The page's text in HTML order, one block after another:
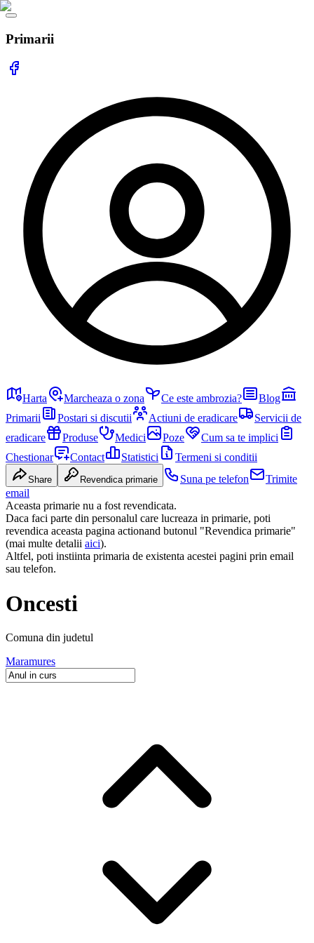
Primarii
Harta Marcheaza o zona Ce este ambrozia?
Blog
Primarii
Postari si discutii Actiuni de eradicare
Servicii de
eradicare
Produse Medici Poze
Cum sa te implici
Chestionar
Contact Statistici Termeni si conditii
Share Revendica primarie Suna pe telefon
Trimite
email
Aceasta primarie nu a fost revendicata.
Daca faci parte din personalul care lucreaza in primarie, poti
revendica aceasta pagina actionand butonul "Revendica primarie"
(mai multe detalii aici).
Altfel, poti instiinta primaria de existenta acestei pagini prin email
sau telefon.
Oncesti
Comuna din judetul
Maramures